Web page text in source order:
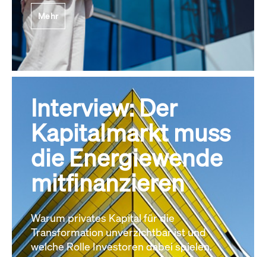
Mehr
Interview: Der
Kapitalmarkt muss
die Energiewende
mitfinanzieren
Warum privates Kapital für die
Transformation unverzichtbar ist und
welche Rolle Investoren dabei spielen.